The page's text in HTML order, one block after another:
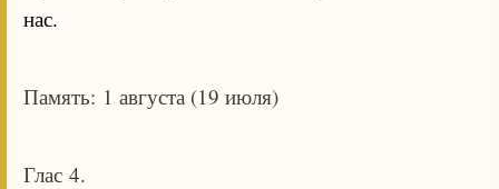
нас.
Память: 1 августа (19 июля)
Глас 4.